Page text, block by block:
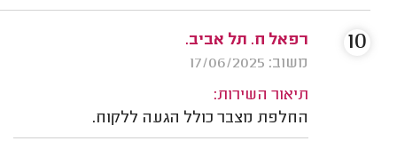
רפאל ח. תל אביב.
משוב: 17/06/2025
תיאור השירות:
החלפת מצבר כולל הגעה ללקוח.
10